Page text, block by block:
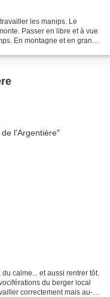
les manips. Le
Passer en libre et à vue
En montagne et en grande
calme... et aussi rentrer tôt.
du berger local
correctement mais au-